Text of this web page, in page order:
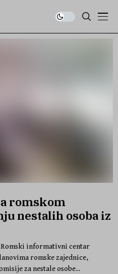
romskom
nestalih osoba iz
Romski informativni centar
romske zajednice,
za nestale osobe...